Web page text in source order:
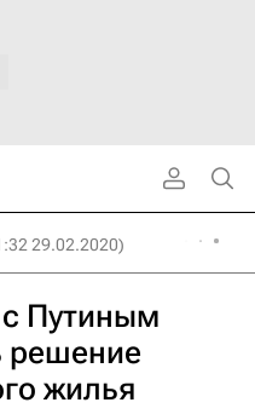
29.02.2020)
Путиным
решение
жилья